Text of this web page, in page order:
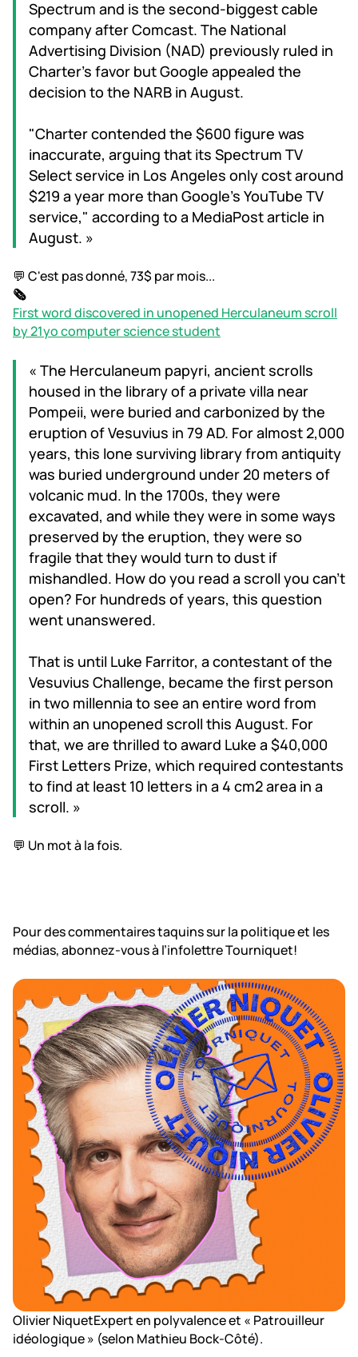
Spectrum and is the second-biggest cable
company after Comcast. The National
Advertising Division (NAD) previously ruled in
Charter's favor but Google appealed the
decision to the NARB in August.
"Charter contended the $600 figure was
inaccurate, arguing that its Spectrum TV
Select service in Los Angeles only cost around
$219 a year more than Google's YouTube TV
service," according to a MediaPost article in
August. »
💬 C'est pas donné, 73$ par mois...
🗞️
First word discovered in unopened Herculaneum scroll
by 21yo computer science student
« The Herculaneum papyri, ancient scrolls
housed in the library of a private villa near
Pompeii, were buried and carbonized by the
eruption of Vesuvius in 79 AD. For almost 2,000
years, this lone surviving library from antiquity
was buried underground under 20 meters of
volcanic mud. In the 1700s, they were
excavated, and while they were in some ways
preserved by the eruption, they were so
fragile that they would turn to dust if
mishandled. How do you read a scroll you can’t
open? For hundreds of years, this question
went unanswered.
That is until Luke Farritor, a contestant of the
Vesuvius Challenge, became the first person
in two millennia to see an entire word from
within an unopened scroll this August. For
that, we are thrilled to award Luke a $40,000
First Letters Prize, which required contestants
to find at least 10 letters in a 4 cm2 area in a
scroll. »
💬 Un mot à la fois.
Pour des commentaires taquins sur la politique et les
médias, abonnez-vous à l’infolettre Tourniquet!
Olivier NiquetExpert en polyvalence et « Patrouilleur
idéologique » (selon Mathieu Bock-Côté).